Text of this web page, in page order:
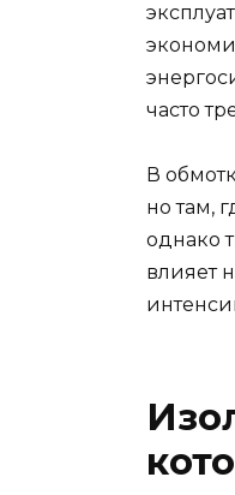
часто
В
но там,
однако
влияет